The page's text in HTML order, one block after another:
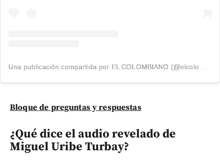
Una publicación compartida por EL COLOMBIANO (@elcolombiano_)
Bloque de preguntas y respuestas
¿Qué dice el audio revelado de
Miguel Uribe Turbay?